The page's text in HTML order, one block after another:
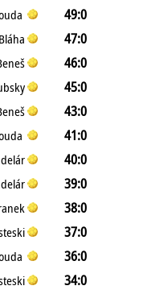
49:0
47:0
46:0
45:0
43:0
41:0
40:0
39:0
38:0
37:0
36:0
34:0